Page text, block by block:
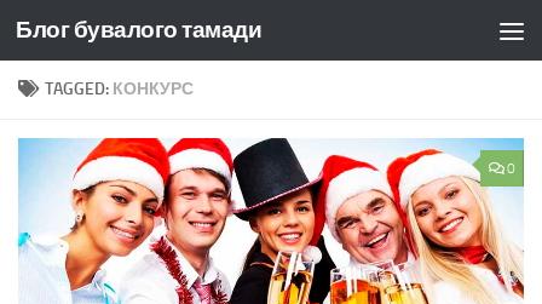
Skip to content
Блог бувалого тамади
TAGGED: КОНКУРС
0